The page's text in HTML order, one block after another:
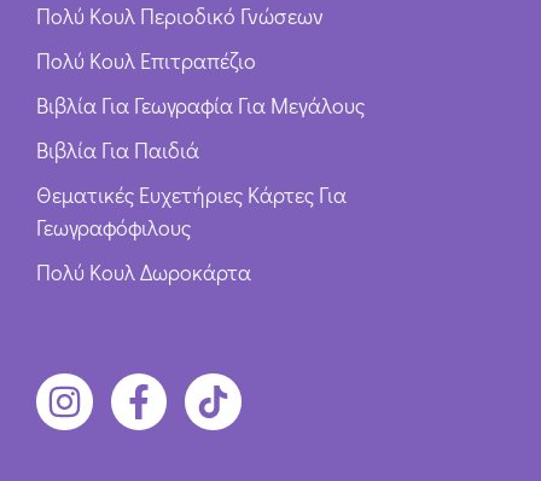
Πολύ Κουλ Περιοδικό Γνώσεων
Πολύ Κουλ Επιτραπέζιο
Βιβλία Για Γεωγραφία Για Μεγάλους
Βιβλία Για Παιδιά
Θεματικές Ευχετήριες Κάρτες Για
Γεωγραφόφιλους
Πολύ Κουλ Δωροκάρτα